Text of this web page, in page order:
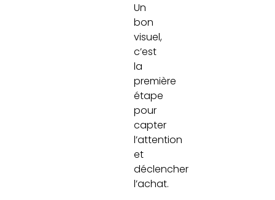
Un
bon
visuel,
c’est
la
première
étape
pour
capter
l’attention
et
déclencher
l’achat.